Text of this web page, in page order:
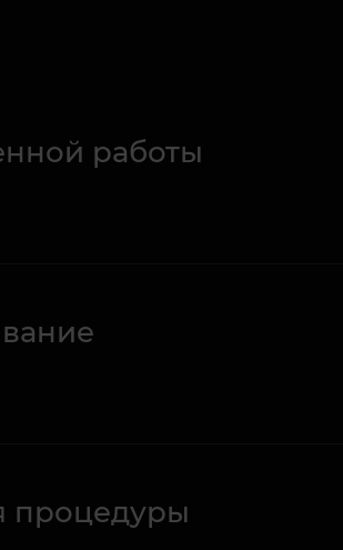
работы
процедуры